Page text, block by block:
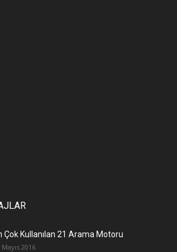
Çok Kullanılan 21 Arama Motoru
Mayıs 2016